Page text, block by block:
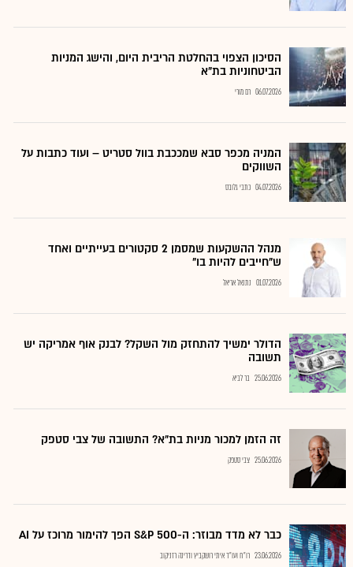
הסיכון הצפוי בהחלטת הריבית היום, והישג המניות
הביטחוניות בת"א
06.07.2026 רם מורי
המניה מכפר סבא שמככבת בוול סטריט – ועוד כתבות על
השווקים
04.07.2026 כתבי גלובס
מנהל ההשקעות שמסמן 2 סקטורים בעייתיים ואחד
ש"חייבים להיות בו"
01.07.2026 נתנאל אריאל
הדולר ימשיך להתחזק מול השקל? לבנק אוף אמריקה יש
תשובה
25.06.2026 בר לביא
זה הזמן למכור מניות בת"א? התשובה של צבי סטפק
25.06.2026 צבי סטפק
כבר לא מדד מבוזר: ה-S&P 500 הפך להימור מרוכז על AI
23.06.2026 רו"ח ועו"ד איתי רושקביץ ודרינה רזניקוב